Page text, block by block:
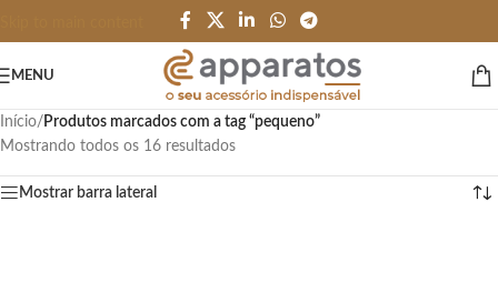
MENU
Início/ Produtos marcados com a tag “pequeno”
Mostrando todos os 16 resultados
Mostrar barra lateral